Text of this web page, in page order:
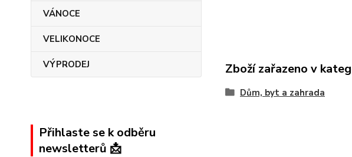
VÁNOCE
VELIKONOCE
VÝPRODEJ
Přihlaste se k odběru
newsletterů 📩
Zboží zařazeno v
Dům, byt a zahrada